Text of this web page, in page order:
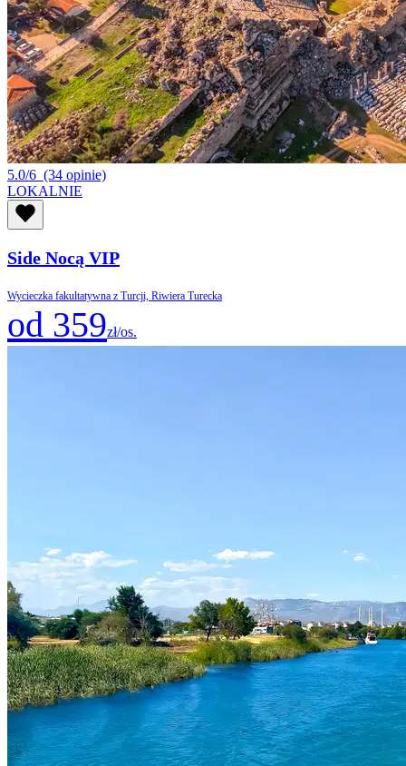
5.0/6 (34 opinie)
LOKALNIE
Side Nocą VIP
Wycieczka fakultatywna z Turcji, Riwiera Turecka
od 359zł/os.